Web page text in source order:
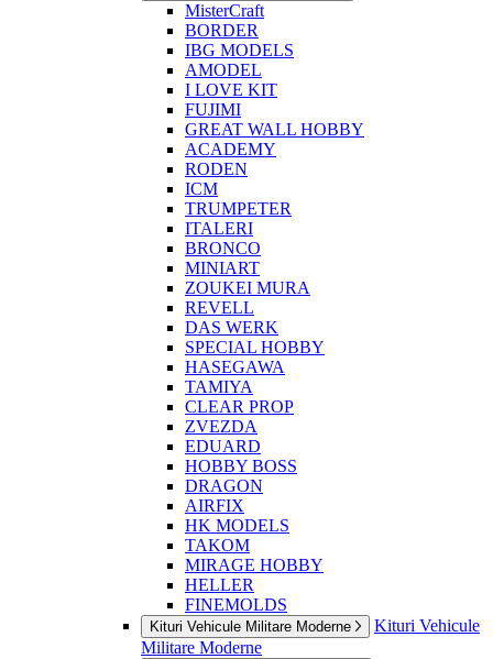
MisterCraft
BORDER
IBG MODELS
AMODEL
I LOVE KIT
FUJIMI
GREAT WALL HOBBY
ACADEMY
RODEN
ICM
TRUMPETER
ITALERI
BRONCO
MINIART
ZOUKEI MURA
REVELL
DAS WERK
SPECIAL HOBBY
HASEGAWA
TAMIYA
CLEAR PROP
ZVEZDA
EDUARD
HOBBY BOSS
DRAGON
AIRFIX
HK MODELS
TAKOM
MIRAGE HOBBY
HELLER
FINEMOLDS
Kituri Vehicule Militare Moderne
Kituri Vehicule
Militare Moderne